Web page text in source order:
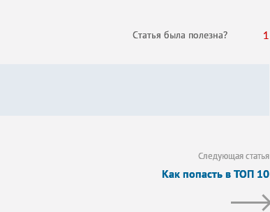
Cтатья была полезна? 1
Следующая статья
Как попасть в ТОП 10